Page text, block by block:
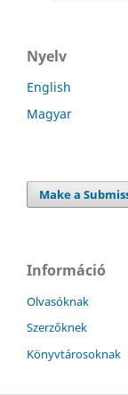
Nyelv
English
Magyar
Make a
Információ
Olvasóknak
Szerzőknek
Könyvtárosoknak